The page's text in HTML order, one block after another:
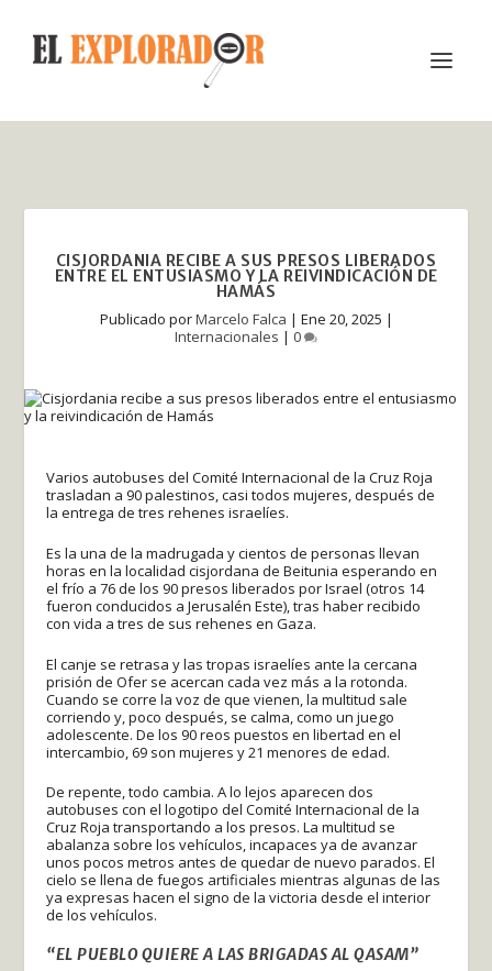
CISJORDANIA RECIBE A SUS PRESOS LIBERADOS
ENTRE EL ENTUSIASMO Y LA REIVINDICACIÓN DE
HAMÁS
Publicado porMarcelo Falca | Ene 20, 2025 |
Internacionales | 0
Varios autobuses del Comité Internacional de la Cruz Roja
trasladan a 90 palestinos, casi todos mujeres, después de
la entrega de tres rehenes israelíes.
Es la una de la madrugada y cientos de personas llevan
horas en la localidad cisjordana de Beitunia esperando en
el frío a 76 de los 90 presos liberados por Israel (otros 14
fueron conducidos a Jerusalén Este), tras haber recibido
con vida a tres de sus rehenes en Gaza.
El canje se retrasa y las tropas israelíes ante la cercana
prisión de Ofer se acercan cada vez más a la rotonda.
Cuando se corre la voz de que vienen, la multitud sale
corriendo y, poco después, se calma, como un juego
adolescente. De los 90 reos puestos en libertad en el
intercambio, 69 son mujeres y 21 menores de edad.
De repente, todo cambia. A lo lejos aparecen dos
autobuses con el logotipo del Comité Internacional de la
Cruz Roja transportando a los presos. La multitud se
abalanza sobre los vehículos, incapaces ya de avanzar
unos pocos metros antes de quedar de nuevo parados. El
cielo se llena de fuegos artificiales mientras algunas de las
ya expresas hacen el signo de la victoria desde el interior
de los vehículos.
“EL PUEBLO QUIERE A LAS BRIGADAS AL QASAM”